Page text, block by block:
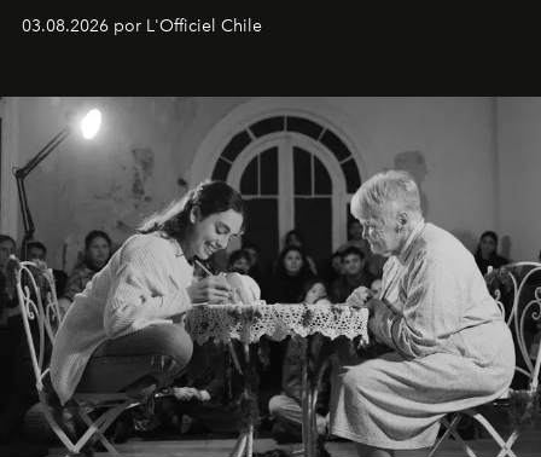
Disponible en Chile desde el 6 de agosto.
03.08.2026 por L'Officiel Chile